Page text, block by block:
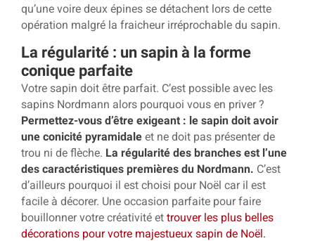
qu’une voire deux épines se détachent lors de cette
opération malgré la fraicheur irréprochable du sapin.
La régularité : un sapin à la forme
conique parfaite
Votre sapin doit être parfait. C’est possible avec les
sapins Nordmann alors pourquoi vous en priver ?
Permettez-vous d’être exigeant : le sapin doit avoir
une conicité pyramidale et ne doit pas présenter de
trou ni de flèche. La régularité des branches est l’une
des caractéristiques premières du Nordmann. C’est
d’ailleurs pourquoi il est choisi pour Noël car il est
facile à décorer. Une occasion parfaite pour faire
bouillonner votre créativité et trouver les plus belles
décorations pour votre majestueux sapin de Noël.